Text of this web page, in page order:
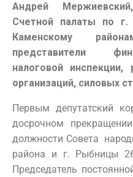
Андрей
Счетной палаты по
Каменскому
представители
налоговой инспекции,
организаций, силовых
Первым депутатский
досрочном
должности Совета
района и г. Рыбницы
Председатель